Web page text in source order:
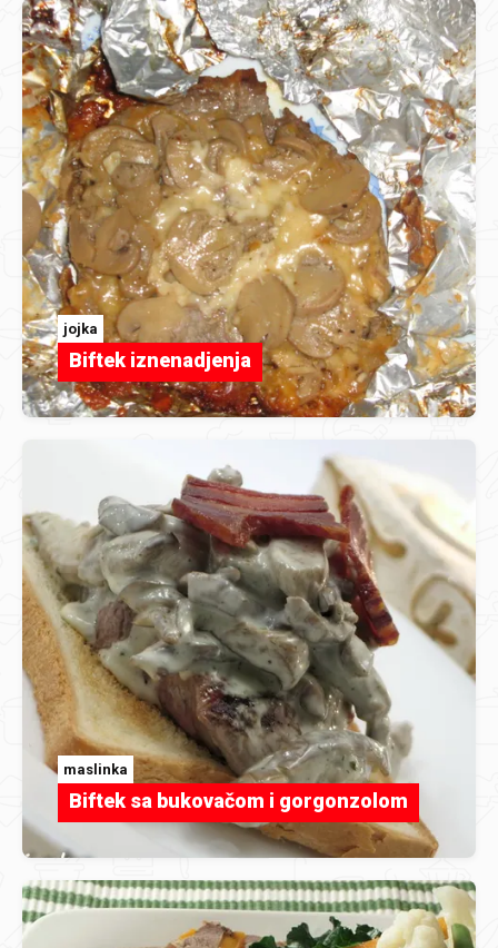
jojka
Biftek iznenadjenja
maslinka
Biftek sa bukovačom i gorgonzolom